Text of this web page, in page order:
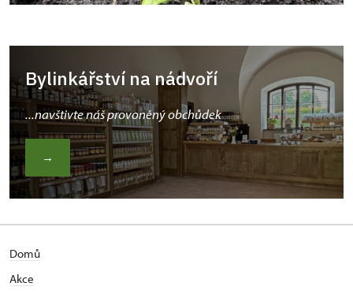
Bylinkářství na nádvoří
...navštivte náš provoněný obchůdek
→
Domů
Akce